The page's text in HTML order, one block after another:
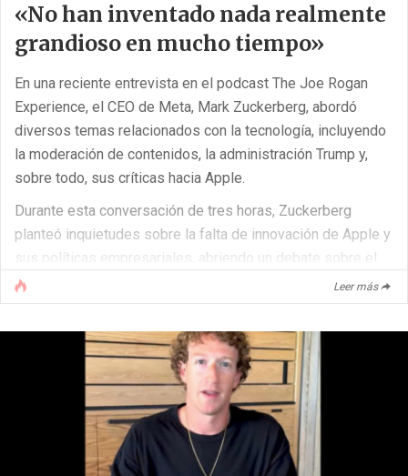
«No han inventado nada realmente
grandioso en mucho tiempo»
En una reciente entrevista en el podcast The Joe Rogan
Experience, el CEO de Meta, Mark Zuckerberg, abordó
diversos temas relacionados con la tecnología, incluyendo
la moderación de contenidos, la administración Trump y,
sobre todo, sus críticas hacia Apple.
Durante esta conversación de tres horas, Zuckerberg
planteó inquietudes sobre la falta de innovación de Apple y
sus políticas empresariales, abriendo un debate sobre el
futuro de la tecnología.
¿Está Apple está estancada en el iPhone?
Zuckerberg señaló que Apple ha dependido del éxito del
iPhone durante las últimas dos décadas, sugiriendo que la
compañía no ha lanzado ningún producto revolucionario en
Leer más